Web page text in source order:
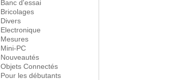
Banc d'essai
Bricolages
Divers
Electronique
Mesures
Mini-PC
Nouveautés
Objets Connectés
Pour les débutants